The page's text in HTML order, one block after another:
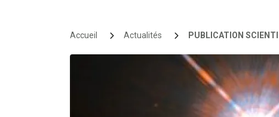
Fil d'Ariane
Accueil Actualités PUBLICATION